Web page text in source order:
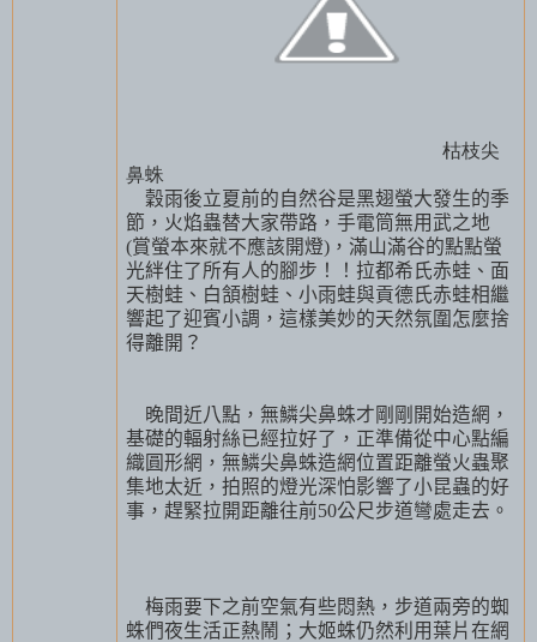
枯枝尖
鼻蛛
穀雨後立夏前的自然谷是黑翅螢大發生的季
節，火焰蟲替大家帶路，手電筒無用武之地
(賞螢本來就不應該開燈) ，滿山滿谷的點點螢
光絆住了所有人的腳步！！拉都希氏赤蛙、面
天樹蛙、白頷樹蛙、小雨蛙與貢德氏赤蛙相繼
響起了迎賓小調，這樣美妙的天然氛圍怎麼捨
得離開？
晚間近八點，無鱗尖鼻蛛才剛剛開始造網，
基礎的輻射絲已經拉好了，正準備從中心點編
織圓形網，無鱗尖鼻蛛造網位置距離螢火蟲聚
集地太近，拍照的燈光深怕影響了小昆蟲的好
事，趕緊拉開距離往前50公尺步道彎處走去。
梅雨要下之前空氣有些悶熱，步道兩旁的蜘
蛛們夜生活正熱鬧；大姬蛛仍然利用葉片在網